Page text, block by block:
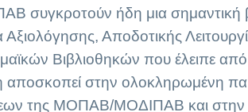
συγκροτούν ήδη μια σημαντική
Αξιολόγησης, Αποδοτικής
Βιβλιοθηκών που έλειπε
αποσκοπεί στην ολοκληρωμένη
της ΜΟΠΑΒ/ΜΟΔΙΠΑΒ και στην